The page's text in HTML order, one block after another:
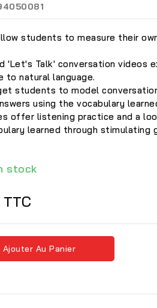
students to measure their
'Let's Talk' conversation videos
to natural language.
students to model
using the vocabulary
offer listening practice and a
learned through stimulating
stock
TTC
Ajouter Au Panier